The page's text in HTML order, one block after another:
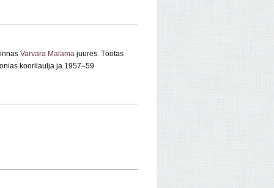
Varvara Malama juures. Töötas
koorilaulja ja 1957–59